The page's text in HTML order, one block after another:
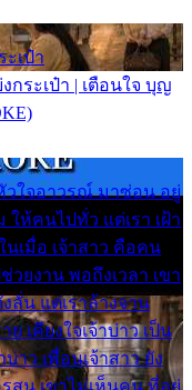
ะเป๋า
กระเป๋า | เตือนใจ บุญ
วใจอาวรณ์ มาซ่อน อยู่
ให้คนไปทั่ว แต่เรา เฝ้า
นเมื่อ เจ้าสาว คือคน
วยงาน พอถึงเวลา เขา
ลั่น แต่เราล้างจาน
เคียงใจเจ้าบ่าว เป็น
าว เพื่อนเจ้าสาว ยัง
สน เขาไม่เห็นคน ที่อยู่